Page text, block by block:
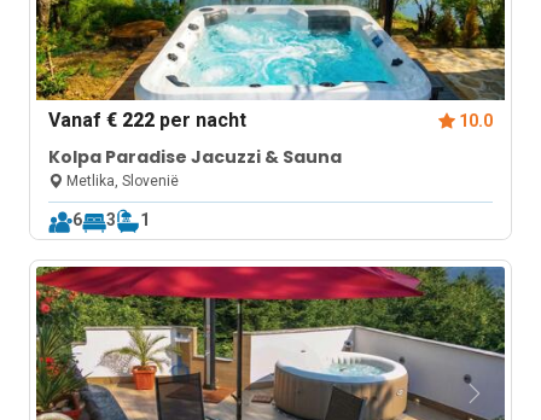
Vanaf€ 222 per nacht 10.0
Kolpa Paradise Jacuzzi & Sauna
Metlika, Slovenië
6 3 1